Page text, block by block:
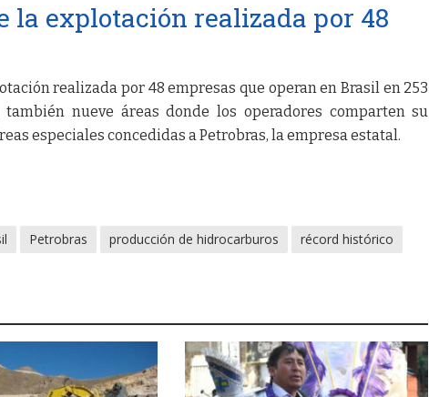
la explotación realizada por 48
realizada por 48 empresas que operan en Brasil en 253
también nueve áreas donde los operadores comparten su
especiales concedidas a Petrobras, la empresa estatal.
Petrobras producción de hidrocarburos récord histórico